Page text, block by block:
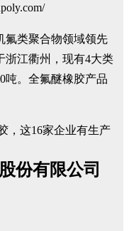
氟类聚合物领域领先
浙江衢州，现有4大类
吨。全氟醚橡胶产品
份有限公司